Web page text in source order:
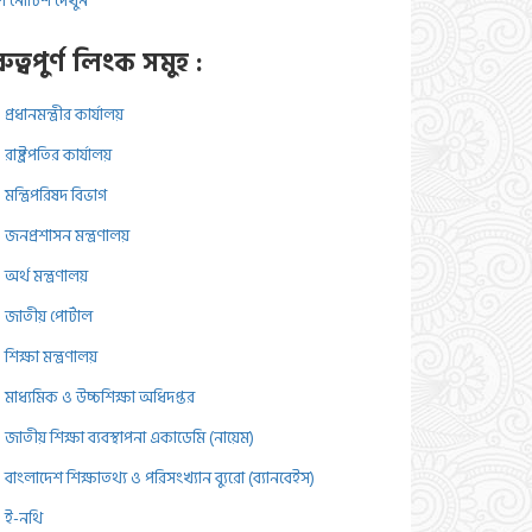
লিংক সমুহ :
প্রধানমন্ত্রীর কার্যালয়
রাষ্ট্রপতির কার্যালয়
মন্ত্রিপরিষদ বিভাগ
জনপ্রশাসন মন্ত্রণালয়
অর্থ মন্ত্রণালয়
জাতীয় পোর্টাল
শিক্ষা মন্ত্রণালয়
মাধ্যমিক ও উচ্চশিক্ষা অধিদপ্তর
জাতীয় শিক্ষা ব্যবস্থাপনা একাডেমি (নায়েম)
বাংলাদেশ শিক্ষাতথ্য ও পরিসংখ্যান ব্যুরো (ব্যানবেইস)
ই-নথি